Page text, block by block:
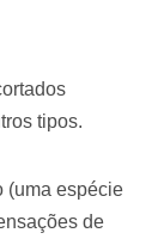
tipos.
(uma espécie
de